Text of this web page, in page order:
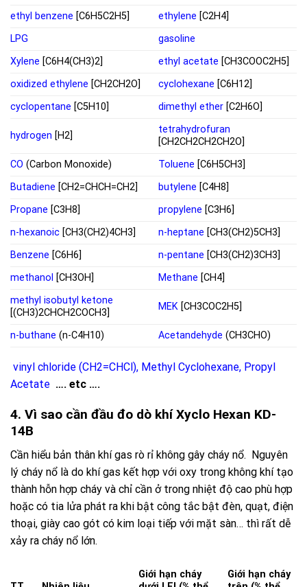
ethyl benzene [C6H5C2H5] ethylene [C2H4]
LPG
gasoline
Xylene [C6H4(CH3)2] ethyl acetate [CH3COOC2H5]
oxidized ethylene [CH2CH2O] cyclohexane [C6H12]
cyclopentane [C5H10] dimethyl ether [C2H6O]
hydrogen [H2]
tetrahydrofuran
[CH2CH2CH2CH2O]
CO (Carbon Monoxide) Toluene [C6H5CH3]
Butadiene [CH2=CHCH=CH2] butylene [C4H8]
Propane [C3H8] propylene [C3H6]
n-hexanoic [CH3(CH2)4CH3] n-heptane [CH3(CH2)5CH3]
Benzene [C6H6] n-pentane [CH3(CH2)3CH3]
methanol [CH3OH] Methane [CH4]
methyl isobutyl ketone
[(CH3)2CHCH2COCH3]
MEK [CH3COC2H5]
n-buthane (n-C4H10) Acetandehyde (CH3CHO)
vinyl chloride (CH2=CHCl), Methyl Cyclohexane, Propyl
Acetate …. etc ….
4. Vì sao cần đầu đo dò khí Xyclo Hexan KD-
14B
Cần hiểu bản thân khí gas rò rỉ không gây cháy nổ. Nguyên
lý cháy nổ là do khí gas kết hợp với oxy trong không khí tạo
thành hỗn hợp cháy và chỉ cần ở trong nhiệt độ cao phù hợp
hoặc có tia lửa phát ra khi bật công tắc bật đèn, quạt, điện
thoại, giày cao gót có kim loại tiếp với mặt sàn… thì rất dễ
xảy ra cháy nổ lớn.
Giới hạn cháy
Giới hạn cháy